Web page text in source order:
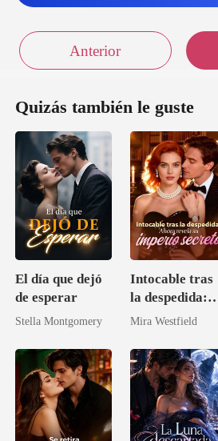
Anterior
Quizás también le guste
El día que dejó
de esperar
Stella Montgomery
Intocable tras
la despedida:
Ahora revela su
Mira Westfield